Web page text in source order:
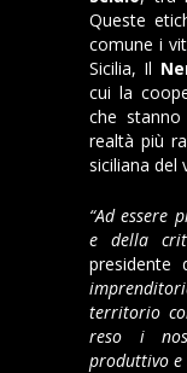
Queste
comune i
Sicilia, Il
cui la
che stanno
realtà più
siciliana del
“Ad essere
e della
presidente
territorio
reso i
produttivo